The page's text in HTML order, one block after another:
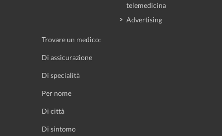
telemedicina
Advertising
Trovare un medico:
Di assicurazione
Di specialità
Per nome
Di città
Di sintomo